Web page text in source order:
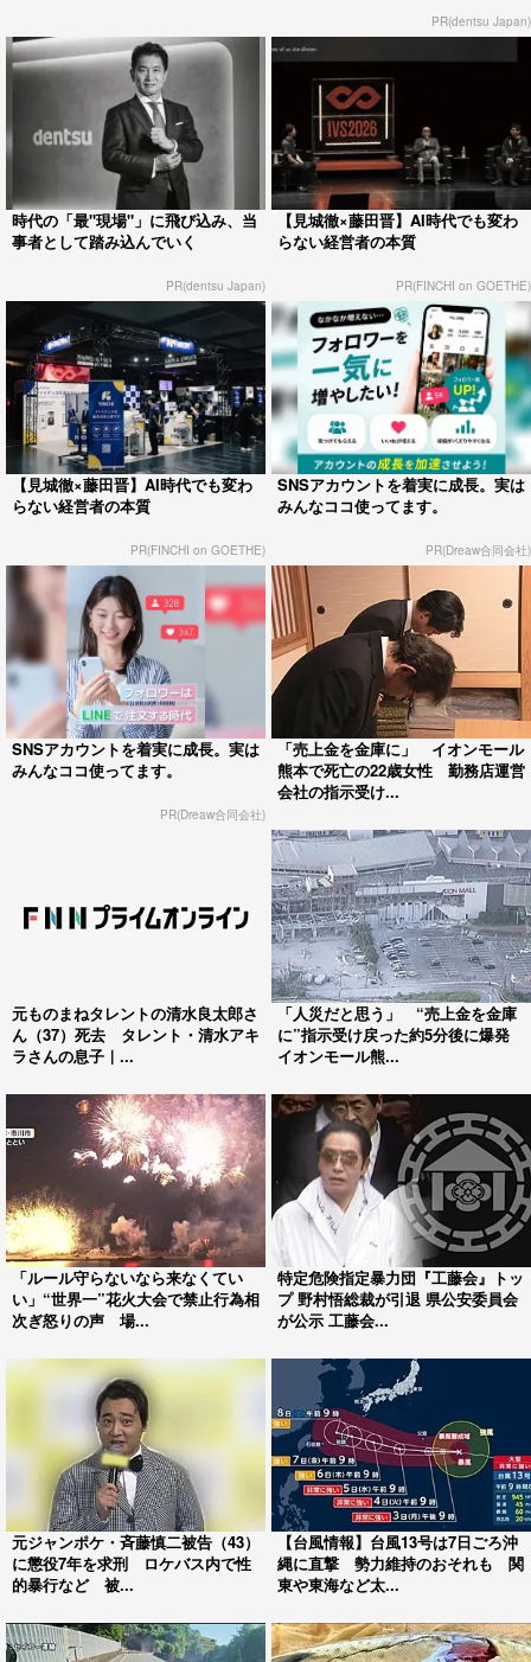
PR(dentsu Japan)
時代の「最"現場"」に飛び込み、当
事者として踏み込んでいく
PR(dentsu Japan)
【見城徹×藤田晋】AI時代でも変わ
らない経営者の本質
PR(FINCHI on GOETHE)
【見城徹×藤田晋】AI時代でも変わ
らない経営者の本質
PR(FINCHI on GOETHE)
SNSアカウントを着実に成長。実は
みんなココ使ってます。
PR(Dreaw合同会社)
SNSアカウントを着実に成長。実は
みんなココ使ってます。
PR(Dreaw合同会社)
「売上金を金庫に」 イオンモール
熊本で死亡の22歳女性 勤務店運営
会社の指示受け...
元ものまねタレントの清水良太郎さ
ん（37）死去 タレント・清水アキ
ラさんの息子｜...
「人災だと思う」 “売上金を金庫
に”指示受け戻った約5分後に爆発
イオンモール熊...
「ルール守らないなら来なくてい
い」“世界一”花火大会で禁止行為相
次ぎ怒りの声 場...
特定危険指定暴力団『工藤会』トッ
プ 野村悟総裁が引退 県公安委員会
が公示 工藤会...
元ジャンポケ・斉藤慎二被告（43）
に懲役7年を求刑 ロケバス内で性
的暴行など 被...
【台風情報】台風13号は7日ごろ沖
縄に直撃 勢力維持のおそれも 関
東や東海など太...